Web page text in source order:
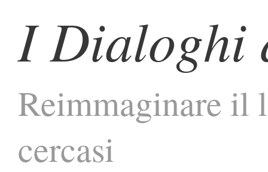
I Dialoghi
Reimmaginare il
cercasi